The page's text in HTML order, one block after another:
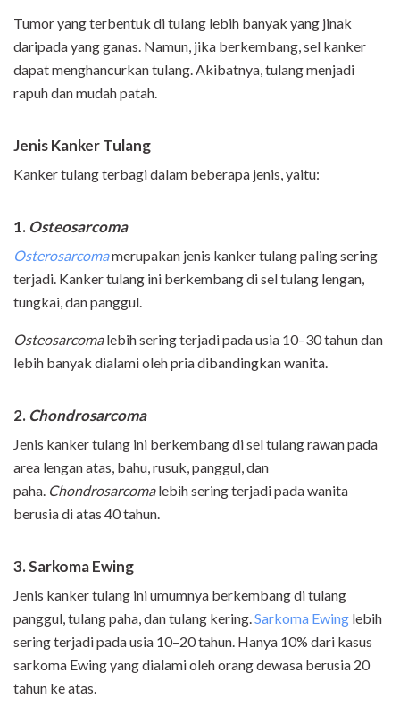
Tumor yang terbentuk di tulang lebih banyak yang jinak
daripada yang ganas. Namun, jika berkembang, sel kanker
dapat menghancurkan tulang. Akibatnya, tulang menjadi
rapuh dan mudah patah.
Jenis Kanker Tulang
Kanker tulang terbagi dalam beberapa jenis, yaitu:
1. Osteosarcoma
Osterosarcomamerupakan jenis kanker tulang paling sering
terjadi. Kanker tulang ini berkembang di sel tulang lengan,
tungkai, dan panggul.
Osteosarcomalebih sering terjadi pada usia 10–30 tahun dan
lebih banyak dialami oleh pria dibandingkan wanita.
2.Chondrosarcoma
Jenis kanker tulang ini berkembang di sel tulang rawan pada
area lengan atas, bahu, rusuk, panggul, dan
paha. Chondrosarcomalebih sering terjadi pada wanita
berusia di atas 40 tahun.
3. Sarkoma Ewing
Jenis kanker tulang ini umumnya berkembang di tulang
panggul, tulang paha, dan tulang kering.Sarkoma Ewing lebih
sering terjadi pada usia 10–20 tahun. Hanya 10% dari kasus
sarkoma Ewing yang dialami oleh orang dewasa berusia 20
tahun ke atas.